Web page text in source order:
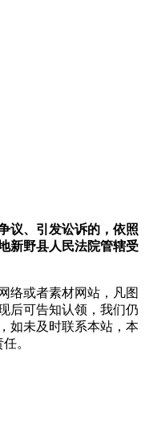
议、引发讼诉的，依照
新野县人民法院管辖受
络或者素材网站，凡图
后可告知认领，我们仍
如未及时联系本站，本
。